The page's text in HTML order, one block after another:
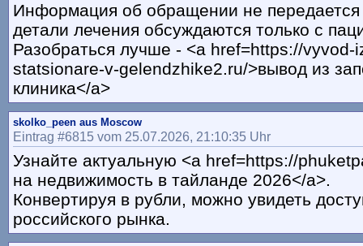
Информация об обращении не
детали лечения обсуждаются только с
Разобраться лучше - <a href=https://vyvod-
statsionare-v-gelendzhike2.ru/>вывод из
клиника</a>
skolko_peen aus Moscow
Eintrag #6815 vom 25.07.2026, 21:10:35 Uhr
Узнайте актуальную <a href=https://
на недвижимость в тайланде 2026</a>.
Конвертируя в рубли, можно увидеть
российского рынка.